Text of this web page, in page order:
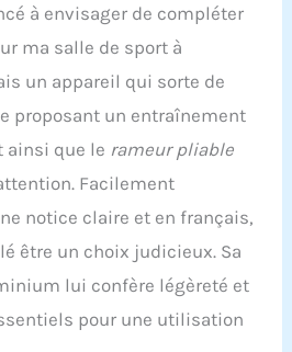
ainsi vous concentrer sur
votre entraînement et le
rendre plus agréable.
Brûle-graisses efficace
rameur Dripex sollicite 90
% des muscles de votre
corps. C'est comme un
brûle efficacement des
calories et vous aide à
perdre du poids
rapidement tout en
sollicitant vos bras, vos
jambes, votre ventre,
à envisager de compléter
ma salle de sport à
un appareil qui sorte de
proposant un entraînement
ainsi que le rameur pliable
Facilement
notice claire et en français,
être un choix judicieux. Sa
lui confère légèreté et
pour une utilisation